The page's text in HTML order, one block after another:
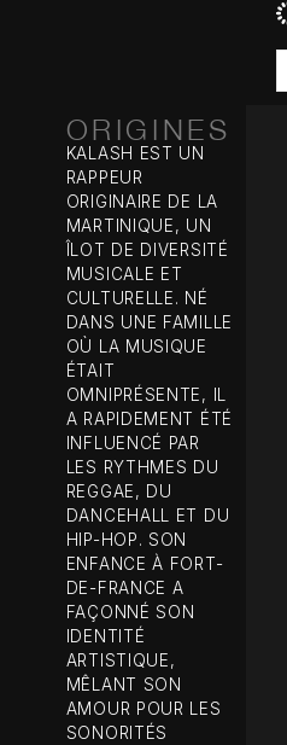
ORIGINES
KALASH EST UN
RAPPEUR
ORIGINAIRE DE LA
MARTINIQUE, UN
ÎLOT DE DIVERSITÉ
MUSICALE ET
CULTURELLE. NÉ
DANS UNE FAMILLE
OÙ LA MUSIQUE
ÉTAIT
OMNIPRÉSENTE, IL
A RAPIDEMENT ÉTÉ
INFLUENCÉ PAR
LES RYTHMES DU
REGGAE, DU
DANCEHALL ET DU
HIP-HOP. SON
ENFANCE À FORT-
DE-FRANCE A
FAÇONNÉ SON
IDENTITÉ
ARTISTIQUE,
MÊLANT SON
AMOUR POUR LES
SONORITÉS